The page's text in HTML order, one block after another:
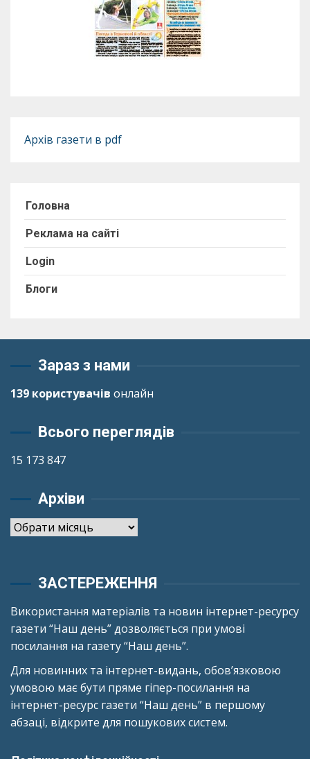
Архів газети в pdf
Головна
Реклама на сайті
Login
Блоги
Зараз з нами
139 користувачів онлайн
Всього переглядів
15 173 847
Архіви
Архіви
ЗАСТЕРЕЖЕННЯ
Використання матеріалів та новин інтернет-ресурсу
газети “Наш день” дозволяється при умові
посилання на газету “Наш день”.
Для новинних та інтернет-видань, обов’язковою
умовою має бути пряме гіпер-посилання на
інтернет-ресурс газети “Наш день” в першому
абзаці, відкрите для пошукових систем.